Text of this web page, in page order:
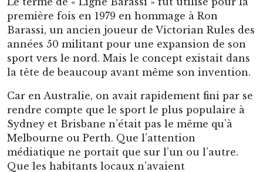
réalité relativement récente. Une réalité que le
championnat national de footy, l’Australian
Football League, révèle très bien au travers de
son histoire et de son fonctionnement actuel.
III – De la VFL à l’AFL moderne
La naissance de la Victorian Football League
À la fin du XIXe siècle, ce que l’on connaît
comme le football australien se joue
essentiellement dans l’État du Victoria, mais y
est déjà extrêmement populaire. Au point que